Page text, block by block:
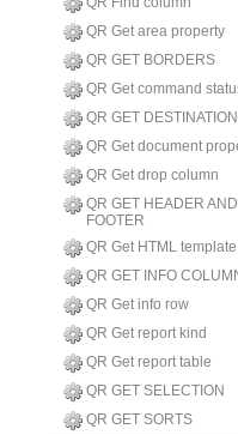
QR Get area property
QR GET BORDERS
QR Get command
QR GET DESTINATION
QR Get document
QR Get drop column
QR GET HEADER AND
FOOTER
QR Get HTML template
QR GET INFO
QR Get info row
QR Get report kind
QR Get report table
QR GET SELECTION
QR GET SORTS